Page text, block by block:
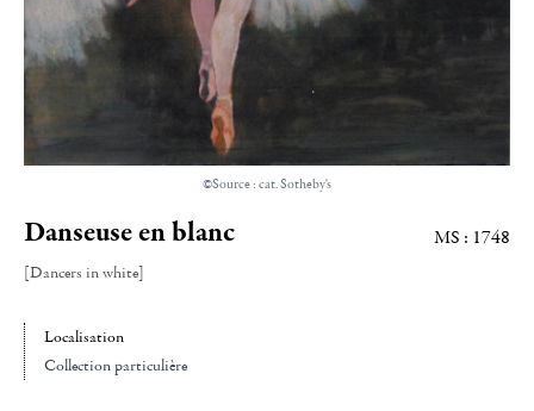
©Source : cat. Sotheby's
Danseuse en blanc
[Dancers in white]
MS : 1748
Localisation
Collection particulière